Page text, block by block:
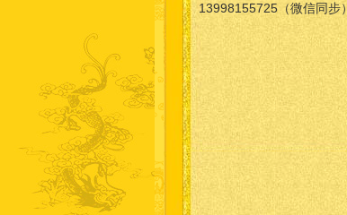
13998155725（微信同步）